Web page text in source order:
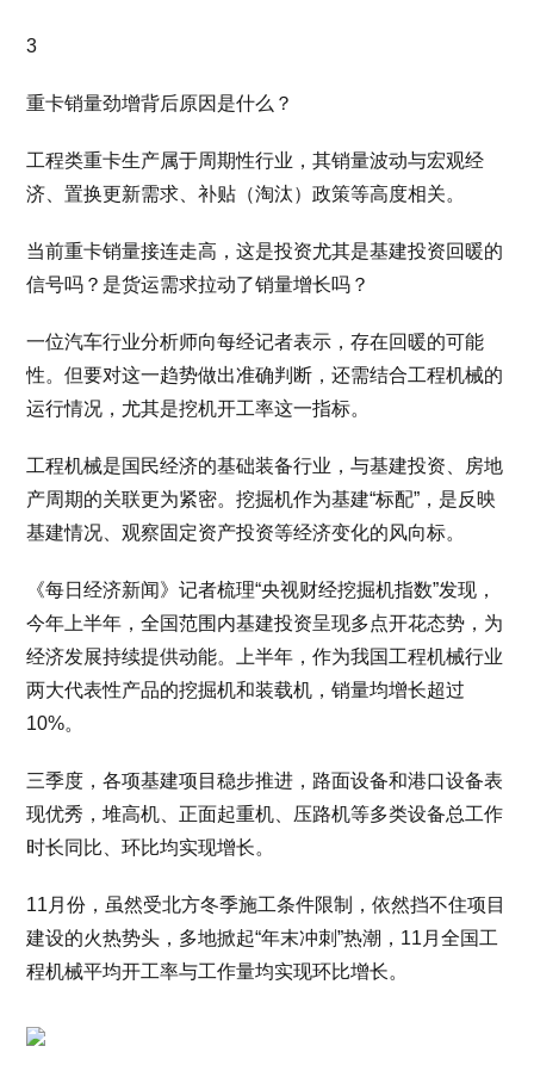
3
重卡销量劲增背后原因是什么？
工程类重卡生产属于周期性行业，其销量波动与宏观经
济、置换更新需求、补贴（淘汰）政策等高度相关。
当前重卡销量接连走高，这是投资尤其是基建投资回暖的
信号吗？是货运需求拉动了销量增长吗？
一位汽车行业分析师向每经记者表示，存在回暖的可能
性。但要对这一趋势做出准确判断，还需结合工程机械的
运行情况，尤其是挖机开工率这一指标。
工程机械是国民经济的基础装备行业，与基建投资、房地
产周期的关联更为紧密。挖掘机作为基建“标配”，是反映
基建情况、观察固定资产投资等经济变化的风向标。
《每日经济新闻》记者梳理“央视财经挖掘机指数”发现，
今年上半年，全国范围内基建投资呈现多点开花态势，为
经济发展持续提供动能。上半年，作为我国工程机械行业
两大代表性产品的挖掘机和装载机，销量均增长超过
10%。
三季度，各项基建项目稳步推进，路面设备和港口设备表
现优秀，堆高机、正面起重机、压路机等多类设备总工作
时长同比、环比均实现增长。
11月份，虽然受北方冬季施工条件限制，依然挡不住项目
建设的火热势头，多地掀起“年末冲刺”热潮，11月全国工
程机械平均开工率与工作量均实现环比增长。